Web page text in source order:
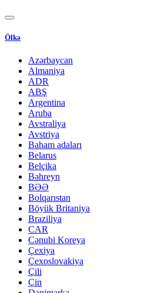
Ölkə
Azərbaycan
Almaniya
ADR
ABŞ
Argentina
Aruba
Avstraliya
Avstriya
Baham adaları
Belarus
Belçika
Bəhreyn
BƏƏ
Bolqarıstan
Böyük Britaniya
Braziliya
CAR
Cənubi Koreya
Çexiya
Çexoslovakiya
Çili
Çin